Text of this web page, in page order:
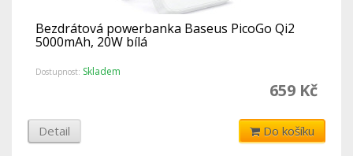
Bezdrátová powerbanka Baseus PicoGo Qi2
5000mAh, 20W bílá
Dostupnost: Skladem
659 Kč
Detail Do košíku